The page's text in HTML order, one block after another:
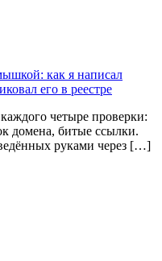
как я написал
его в реестре
четыре проверки:
домена, битые ссылки.
руками через […]